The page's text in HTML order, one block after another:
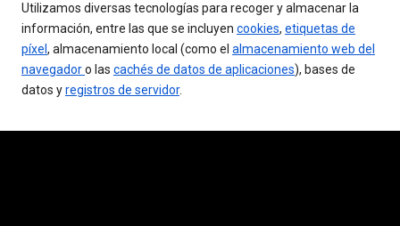
Utilizamos diversas tecnologías para recoger y almacenar la
información, entre las que se incluyen cookies, etiquetas de
píxel , almacenamiento local (como el almacenamiento web del
navegadoro las cachés de datos de aplicaciones), bases de
datos yregistros de servidor.